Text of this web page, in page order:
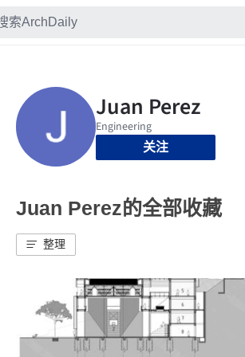
关注
Juan Perez的全部收藏
整理